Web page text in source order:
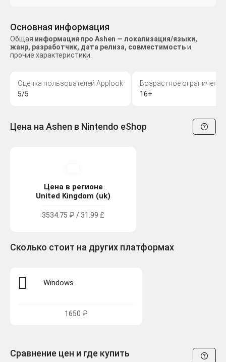
Основная информация
Общая информация про Ashen — локализация/языки,
жанр, разработчик, дата релиза, совместимостьи
прочие характеристики.
Оценка пользователей Applook
5/5
Возрастное ограничение
16+
Цена на Ashen в Nintendo eShop
Цена в регионе
United Kingdom (uk)
3534.75 ₽ / 31.99 £
Сколько стоит на других платформах
Windows
1650 ₽
Сравнение цен и где купить